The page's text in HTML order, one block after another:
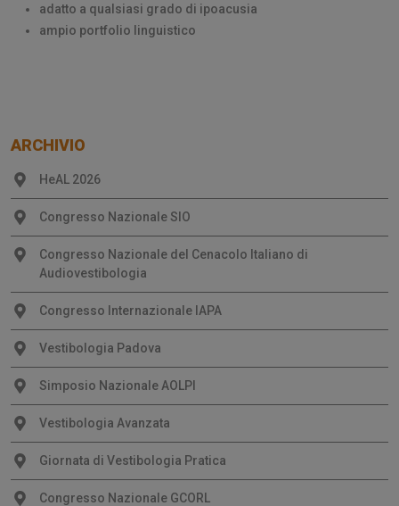
ARCHIVIO
HeAL 2026
Congresso Nazionale SIO
Congresso Nazionale del Cenacolo Italiano di
Audiovestibologia
Congresso Internazionale IAPA
Vestibologia Padova
Simposio Nazionale AOLPI
Vestibologia Avanzata
Giornata di Vestibologia Pratica
Congresso Nazionale GCORL
adatto a qualsiasi grado di ipoacusia
ampio portfolio linguistico